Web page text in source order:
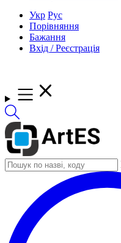
Укр Рус
Порівняння
Бажання
Вхід / Реєстрація